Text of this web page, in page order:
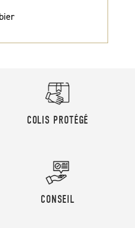
COLIS PROTÉGÉ
CONSEIL